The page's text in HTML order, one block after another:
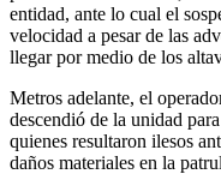
entidad, ante lo cual el
velocidad a pesar de las
llegar por medio de los
Metros adelante, el
descendió de la unidad
quienes resultaron ilesos
daños materiales en la